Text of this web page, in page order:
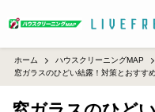
ホーム ハウスクリーニングMAP
窓ガラスのひどい結露！対策とおすす